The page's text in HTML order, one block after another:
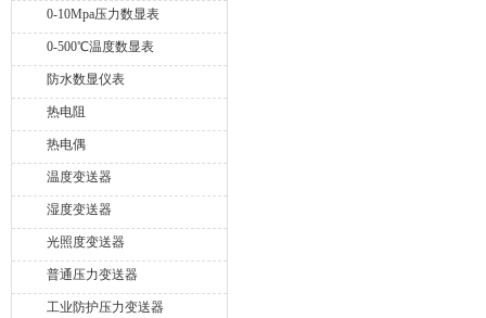
0-10Mpa压力数显表
0-500℃温度数显表
防水数显仪表
热电阻
热电偶
温度变送器
湿度变送器
光照度变送器
普通压力变送器
工业防护压力变送器